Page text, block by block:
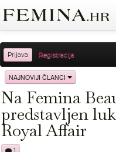
Prijava Registracija
Sreća
Moda Ljubav
Proizvodi
NAJNOVIJI ČLANCI
Na Femina
predstavljen
Royal Affair